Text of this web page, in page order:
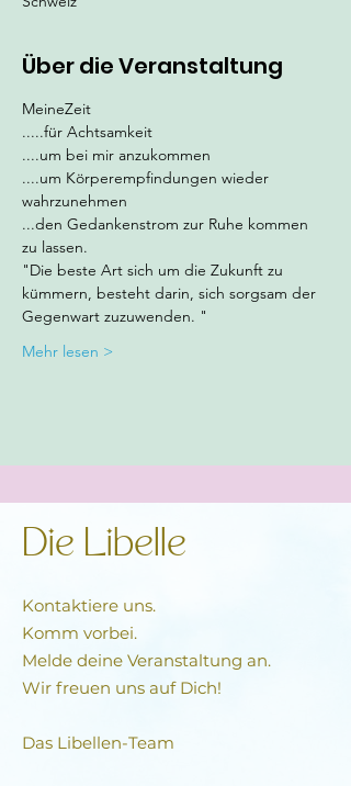
Über die Veranstaltung
MeineZeit
.....für Achtsamkeit
....um bei mir anzukommen
....um Körperempfindungen wieder
wahrzunehmen
...den Gedankenstrom zur Ruhe kommen
zu lassen.
"Die beste Art sich um die Zukunft zu
kümmern, besteht darin, sich sorgsam der
Gegenwart zuzuwenden. "
Mehr lesen >
Die Libelle
Kontaktiere uns.
Komm vorbei.
Melde deine Veranstaltung an.
Wir freuen uns auf Dich!
Das Libellen-Team​